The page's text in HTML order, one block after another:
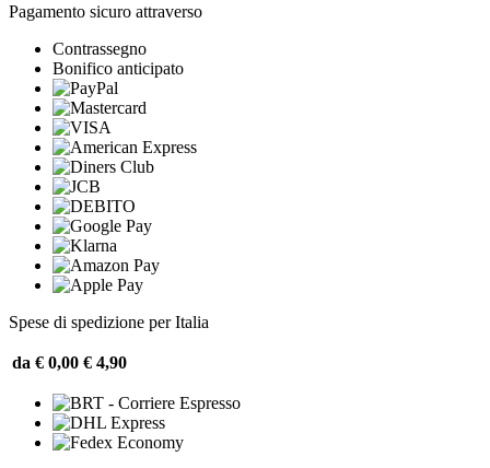
Pagamento sicuro attraverso
Contrassegno
Bonifico anticipato
Spese di spedizione per Italia
da € 0,00 € 4,90